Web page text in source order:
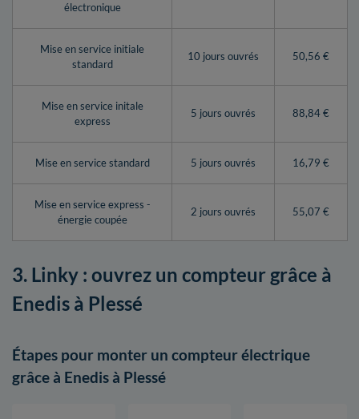
électronique
Mise en service initiale
standard
10 jours ouvrés 50,56 €
Mise en service initale
express
5 jours ouvrés 88,84 €
Mise en service standard 5 jours ouvrés 16,79 €
Mise en service express -
énergie coupée
2 jours ouvrés 55,07 €
3. Linky : ouvrez un compteur grâce à
Enedis à Plessé
Étapes pour monter un compteur électrique
grâce à Enedis à Plessé